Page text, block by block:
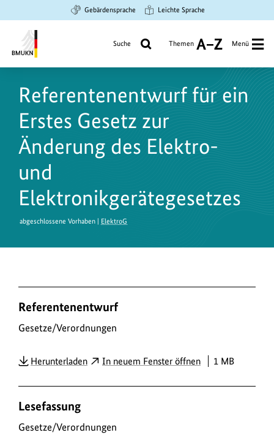
Hauptinhalt
springen
Suche
springen
Hauptnavigation
springen
Gebärdensprache Leichte Sprache
Umwelt,
Naturschutz
und
nukleare
Sicherheit
Suche Themen
A
Z
Menü
Referentenentwurf für ein
Erstes Gesetz zur
Änderung des Elektro-
und
Elektronikgerätegesetzes
abgeschlossene Vorhaben | ElektroG
o
w
l
o
a
d
Referentenentwurf
Gesetze/Verordnungen
HerunterladenPDFIn neuem Fenster öffnen 1 MB
Lesefassung
Gesetze/Verordnungen